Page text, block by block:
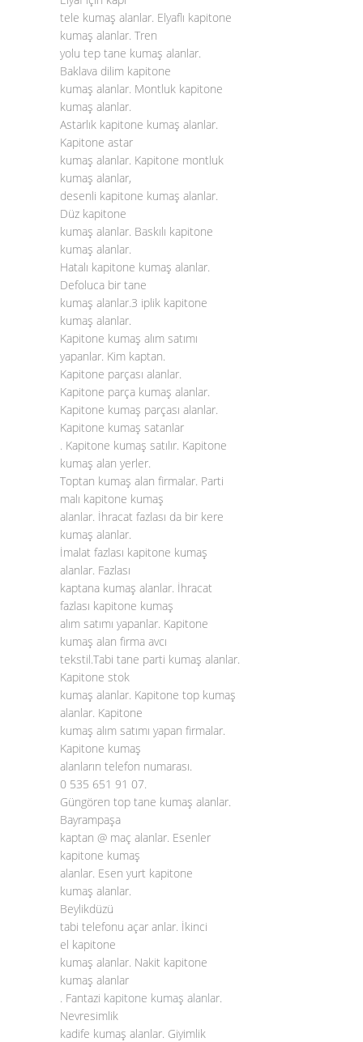
tele kumaş alanlar. Elyaflı kapitone
kumaş alanlar. Tren
yolu tep tane kumaş alanlar.
Baklava dilim kapitone
kumaş alanlar. Montluk kapitone
kumaş alanlar.
Astarlık kapitone kumaş alanlar.
Kapitone astar
kumaş alanlar. Kapitone montluk
kumaş alanlar,
desenli kapitone kumaş alanlar.
Düz kapitone
kumaş alanlar. Baskılı kapitone
kumaş alanlar.
Hatalı kapitone kumaş alanlar.
Defoluca bir tane
kumaş alanlar.3 iplik kapitone
kumaş alanlar.
Kapitone kumaş alım satımı
yapanlar. Kim kaptan.
Kapitone parçası alanlar.
Kapitone parça kumaş alanlar.
Kapitone kumaş parçası alanlar.
Kapitone kumaş satanlar
. Kapitone kumaş satılır. Kapitone
kumaş alan yerler.
Toptan kumaş alan firmalar. Parti
malı kapitone kumaş
alanlar. İhracat fazlası da bir kere
kumaş alanlar.
İmalat fazlası kapitone kumaş
alanlar. Fazlası
kaptana kumaş alanlar. İhracat
fazlası kapitone kumaş
alım satımı yapanlar. Kapitone
kumaş alan firma avcı
tekstil.Tabi tane parti kumaş alanlar.
Kapitone stok
kumaş alanlar. Kapitone top kumaş
alanlar. Kapitone
kumaş alım satımı yapan firmalar.
Kapitone kumaş
alanların telefon numarası.
0 535 651 91 07.
Güngören top tane kumaş alanlar.
Bayrampaşa
kaptan @ maç alanlar. Esenler
kapitone kumaş
alanlar. Esen yurt kapitone
kumaş alanlar.
Beylikdüzü
tabi telefonu açar anlar. İkinci
el kapitone
kumaş alanlar. Nakit kapitone
kumaş alanlar
. Fantazi kapitone kumaş alanlar.
Nevresimlik
kadife kumaş alanlar. Giyimlik